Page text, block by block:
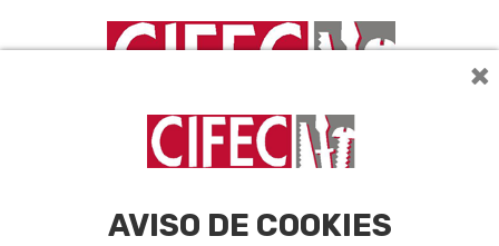
×
AVISO DE COOKIES